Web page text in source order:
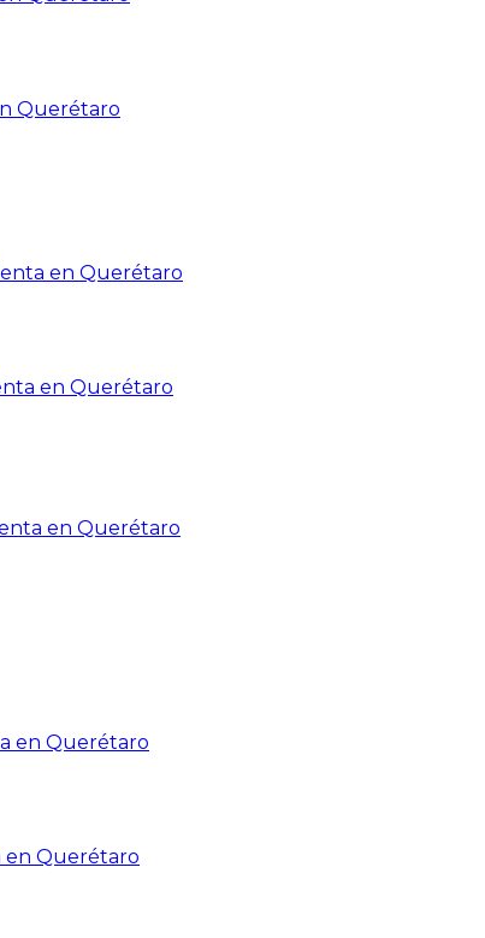
Querétaro
en Querétaro
en Querétaro
en Querétaro
en Querétaro
en Querétaro